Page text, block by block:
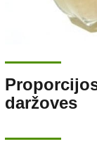
daržoves